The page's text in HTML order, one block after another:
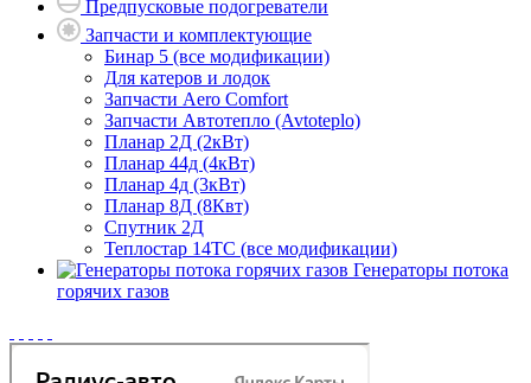
Предпусковые подогреватели
Запчасти и комплектующие
Бинар 5 (все модификации)
Для катеров и лодок
Запчасти Aero Comfort
Запчасти Автотепло (Avtoteplo)
Планар 2Д (2кВт)
Планар 44д (4кВт)
Планар 4д (3кВт)
Планар 8Д (8Квт)
Спутник 2Д
Теплостар 14ТС (все модификации)
Генераторы потока
горячих газов